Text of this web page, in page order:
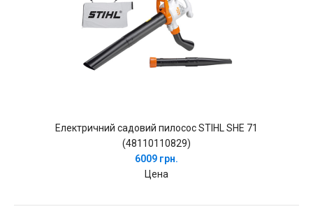
Електричний садовий пилосос STIHL SHE 71
(48110110829)
6009 грн.
Цена